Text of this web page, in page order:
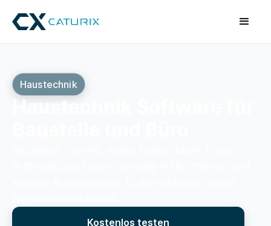
Haustechnik
Haustechnik Software für
Kostenlos testen